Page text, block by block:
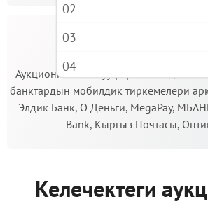
Аукционго катышуу үчүн кепилдик
банктардын мобилдик тиркемелери
Элдик Банк, О Деньги, MegaPay,
Bank, Кыргыз Почтасы,
Келечектеги
02
03
04
05
06